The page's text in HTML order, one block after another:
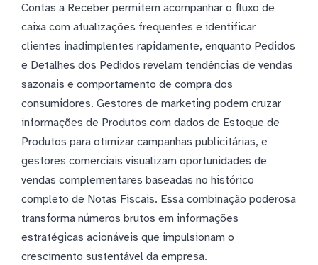
Contas a Receber permitem acompanhar o fluxo de
caixa com atualizações frequentes e identificar
clientes inadimplentes rapidamente, enquanto Pedidos
e Detalhes dos Pedidos revelam tendências de vendas
sazonais e comportamento de compra dos
consumidores. Gestores de marketing podem cruzar
informações de Produtos com dados de Estoque de
Produtos para otimizar campanhas publicitárias, e
gestores comerciais visualizam oportunidades de
vendas complementares baseadas no histórico
completo de Notas Fiscais. Essa combinação poderosa
transforma números brutos em informações
estratégicas acionáveis que impulsionam o
crescimento sustentável da empresa.